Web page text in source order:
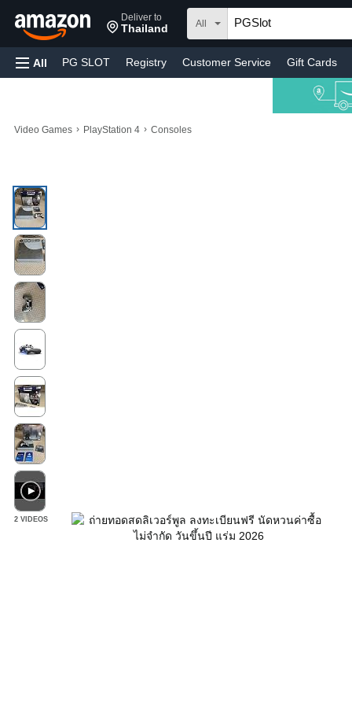
Deliver to
Thailand All
All PG SLOT Registry Customer Service Gift Cards
Video Games › PlayStation 4 › Consoles
2 VIDEOS